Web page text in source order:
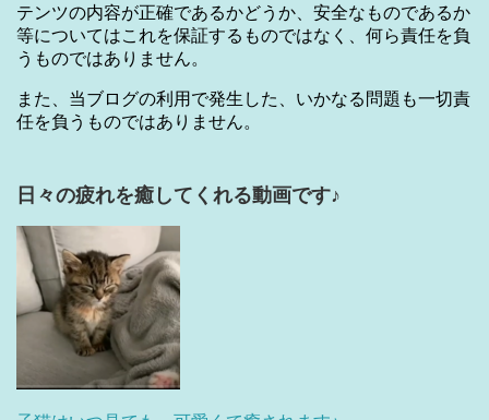
テンツの内容が正確であるかどうか、安全なものであるか
等についてはこれを保証するものではなく、何ら責任を負
うものではありません。
また、当ブログの利用で発生した、いかなる問題も一切責
任を負うものではありません。
日々の疲れを癒してくれる動画です♪